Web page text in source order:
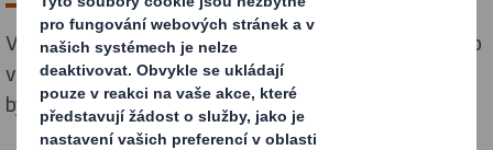
Více než 70 % nákupních rozhodnutí se odehrává přímo
v obchodě. Proto se staráme o to, aby vaše produkty
byly nepřehlédnutelné.